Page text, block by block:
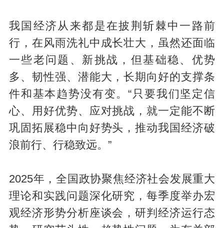
我国经济从来都是在披荆斩棘中一路前
行，在风雨洗礼中成长壮大，虽然还面临
一些老问题、新挑战，但基础稳、优势
多、韧性强、潜能大，长期向好的支撑条
件和基本趋势没有变。“只要我们坚定信
心、用好优势、应对挑战，就一定能不断
巩固拓展稳中向好势头，推动我国经济破
浪前行、行稳致远。”
2025年，全国政协聚焦经济社会发展重大
理论和实践问题深化研究，每季度举办宏
观经济形势分析座谈会，研判经济运行态